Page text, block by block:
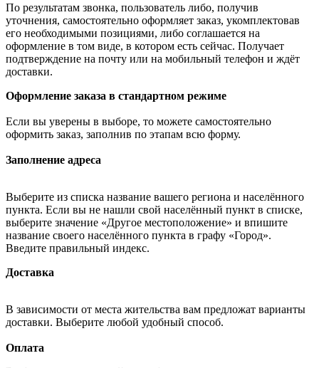
По результатам звонка, пользователь либо, получив
уточнения, самостоятельно оформляет заказ, укомплектовав
его необходимыми позициями, либо соглашается на
оформление в том виде, в котором есть сейчас. Получает
подтверждение на почту или на мобильный телефон и ждёт
доставки.
Оформление заказа в стандартном режиме
Если вы уверены в выборе, то можете самостоятельно
оформить заказ, заполнив по этапам всю форму.
Заполнение адреса
Выберите из списка название вашего региона и населённого
пункта. Если вы не нашли свой населённый пункт в списке,
выберите значение «Другое местоположение» и впишите
название своего населённого пункта в графу «Город».
Введите правильный индекс.
Доставка
В зависимости от места жительства вам предложат варианты
доставки. Выберите любой удобный способ.
Оплата